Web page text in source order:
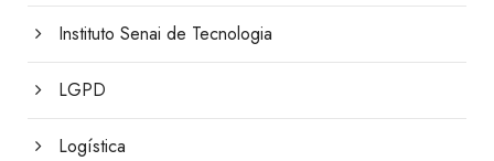
Instituto Senai de Tecnologia
LGPD
Logística